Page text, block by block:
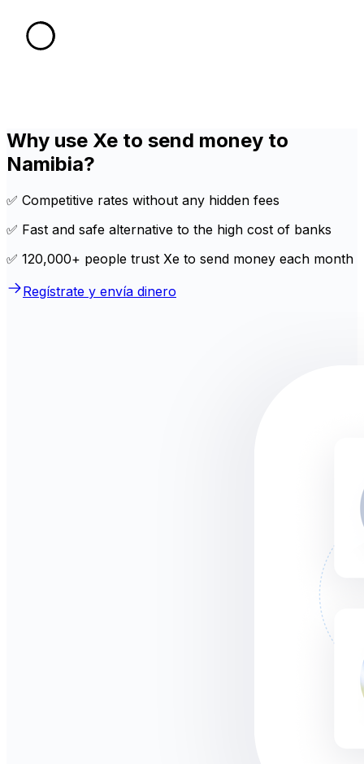
Why use Xe to send money to
Namibia?
✅ Competitive rates without any hidden fees
✅ Fast and safe alternative to the high cost of banks
✅ 120,000+ people trust Xe to send money each month
Regístrate y envía dinero